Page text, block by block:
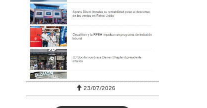
23/07/2026